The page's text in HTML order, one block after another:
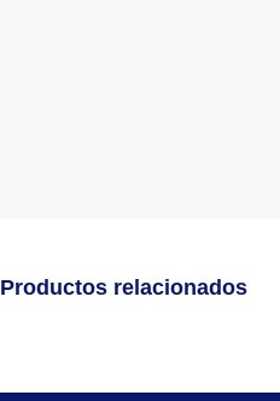
Productos relacionados